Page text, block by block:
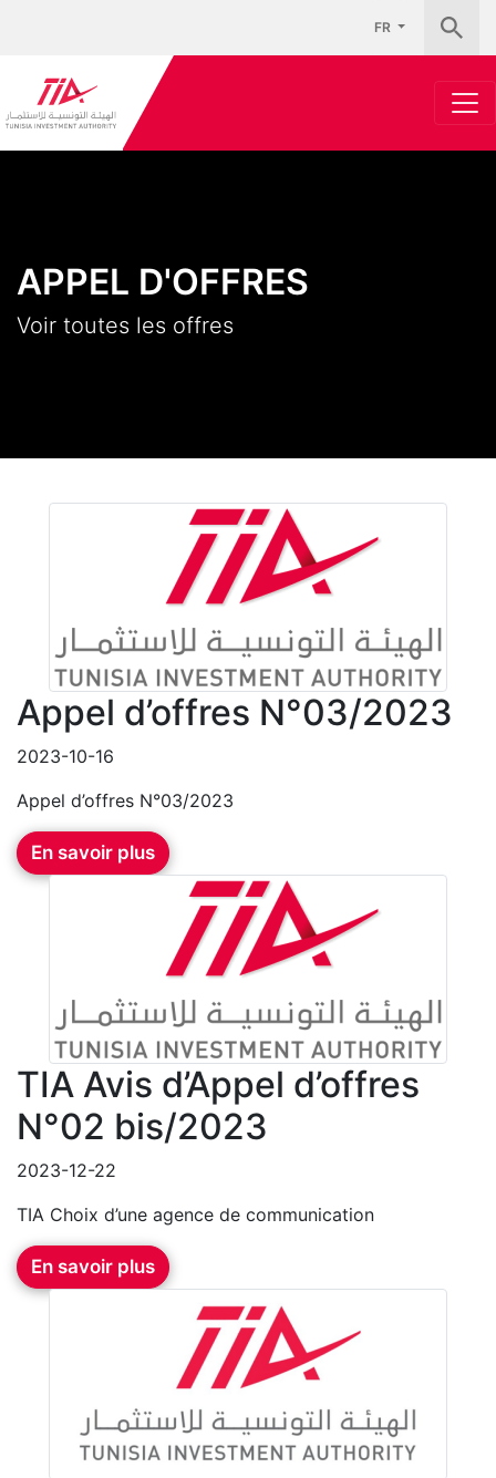
FR
APPEL D'OFFRES
Voir toutes les offres
Appel d’offres N°03/2023
2023-10-16
Appel d’offres N°03/2023
En savoir plus
TIA Avis d’Appel d’offres
N°02 bis/2023
2023-12-22
TIA Choix d’une agence de communication
En savoir plus